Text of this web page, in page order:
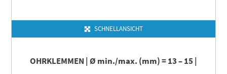
SCHNELLANSICHT
OHRKLEMMEN | Ø min./max. (mm) = 13 – 15 |